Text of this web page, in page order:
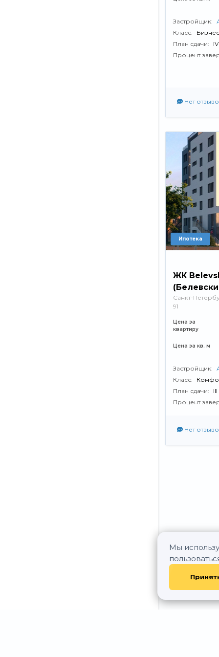
Мы
Застройщик:
Класс:
План сдачи:
Процент
Нет
Ипотека
ЖК
Санкт-
91
Цена за
квартиру
Цена за кв. м
Застройщик:
Класс:
План сдачи:
Процент
Нет